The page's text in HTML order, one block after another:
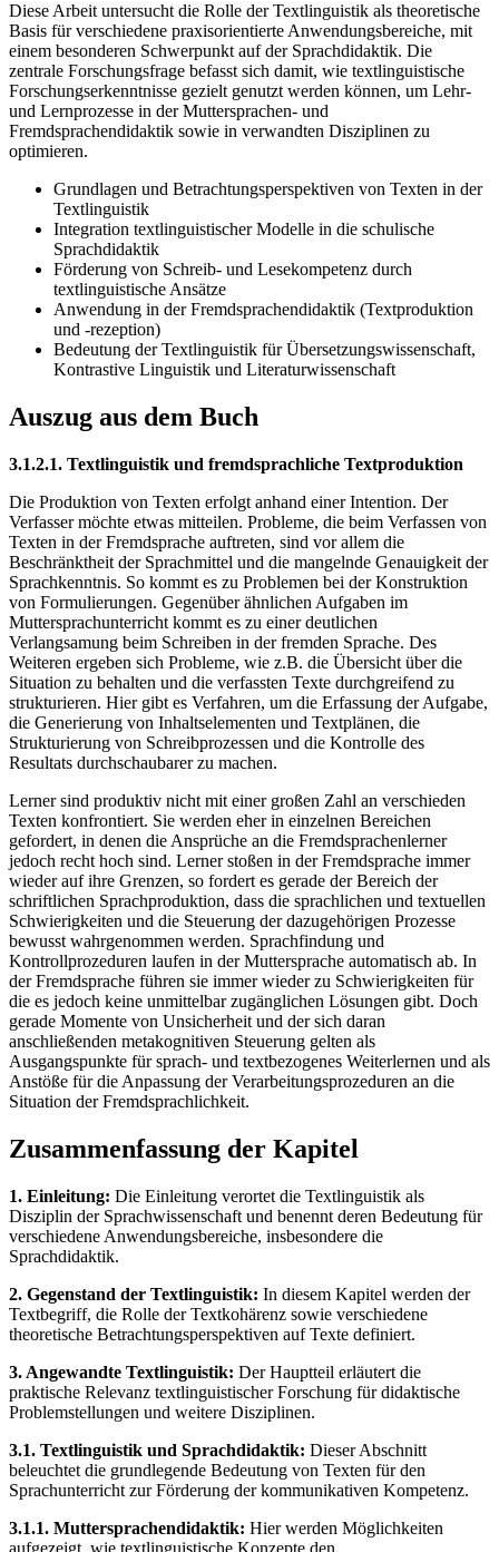
Diese Arbeit untersucht die Rolle der Textlinguistik als theoretische
Basis für verschiedene praxisorientierte Anwendungsbereiche, mit
einem besonderen Schwerpunkt auf der Sprachdidaktik. Die
zentrale Forschungsfrage befasst sich damit, wie textlinguistische
Forschungserkenntnisse gezielt genutzt werden können, um Lehr-
und Lernprozesse in der Muttersprachen- und
Fremdsprachendidaktik sowie in verwandten Disziplinen zu
optimieren.
Grundlagen und Betrachtungsperspektiven von Texten in der
Textlinguistik
Integration textlinguistischer Modelle in die schulische
Sprachdidaktik
Förderung von Schreib- und Lesekompetenz durch
textlinguistische Ansätze
Anwendung in der Fremdsprachendidaktik (Textproduktion
und -rezeption)
Bedeutung der Textlinguistik für Übersetzungswissenschaft,
Kontrastive Linguistik und Literaturwissenschaft
Auszug aus dem Buch
3.1.2.1. Textlinguistik und fremdsprachliche Textproduktion
Die Produktion von Texten erfolgt anhand einer Intention. Der
Verfasser möchte etwas mitteilen. Probleme, die beim Verfassen von
Texten in der Fremdsprache auftreten, sind vor allem die
Beschränktheit der Sprachmittel und die mangelnde Genauigkeit der
Sprachkenntnis. So kommt es zu Problemen bei der Konstruktion
von Formulierungen. Gegenüber ähnlichen Aufgaben im
Muttersprachunterricht kommt es zu einer deutlichen
Verlangsamung beim Schreiben in der fremden Sprache. Des
Weiteren ergeben sich Probleme, wie z.B. die Übersicht über die
Situation zu behalten und die verfassten Texte durchgreifend zu
strukturieren. Hier gibt es Verfahren, um die Erfassung der Aufgabe,
die Generierung von Inhaltselementen und Textplänen, die
Strukturierung von Schreibprozessen und die Kontrolle des
Resultats durchschaubarer zu machen.
Lerner sind produktiv nicht mit einer großen Zahl an verschieden
Texten konfrontiert. Sie werden eher in einzelnen Bereichen
gefordert, in denen die Ansprüche an die Fremdsprachenlerner
jedoch recht hoch sind. Lerner stoßen in der Fremdsprache immer
wieder auf ihre Grenzen, so fordert es gerade der Bereich der
schriftlichen Sprachproduktion, dass die sprachlichen und textuellen
Schwierigkeiten und die Steuerung der dazugehörigen Prozesse
bewusst wahrgenommen werden. Sprachfindung und
Kontrollprozeduren laufen in der Muttersprache automatisch ab. In
der Fremdsprache führen sie immer wieder zu Schwierigkeiten für
die es jedoch keine unmittelbar zugänglichen Lösungen gibt. Doch
gerade Momente von Unsicherheit und der sich daran
anschließenden metakognitiven Steuerung gelten als
Ausgangspunkte für sprach- und textbezogenes Weiterlernen und als
Anstöße für die Anpassung der Verarbeitungsprozeduren an die
Situation der Fremdsprachlichkeit.
Zusammenfassung der Kapitel
1. Einleitung: Die Einleitung verortet die Textlinguistik als
Disziplin der Sprachwissenschaft und benennt deren Bedeutung für
verschiedene Anwendungsbereiche, insbesondere die
Sprachdidaktik.
2. Gegenstand der Textlinguistik: In diesem Kapitel werden der
Textbegriff, die Rolle der Textkohärenz sowie verschiedene
theoretische Betrachtungsperspektiven auf Texte definiert.
3. Angewandte Textlinguistik: Der Hauptteil erläutert die
praktische Relevanz textlinguistischer Forschung für didaktische
Problemstellungen und weitere Disziplinen.
3.1. Textlinguistik und Sprachdidaktik: Dieser Abschnitt
beleuchtet die grundlegende Bedeutung von Texten für den
Sprachunterricht zur Förderung der kommunikativen Kompetenz.
3.1.1. Muttersprachendidaktik: Hier werden Möglichkeiten
aufgezeigt, wie textlinguistische Konzepte den